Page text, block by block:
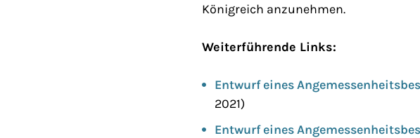
Königreich anzunehmen.
Weiterführende Links:
Entwurf eines
2021)
Entwurf eines